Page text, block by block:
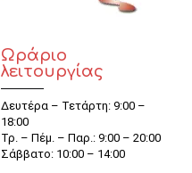
Ωράριο
λειτουργίας
Δευτέρα – Τετάρτη: 9:00 –
18:00
Τρ. – Πέμ. – Παρ.: 9:00 – 20:00
Σάββατο: 10:00 – 14:00